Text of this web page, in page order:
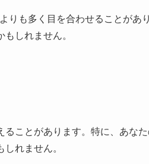
りも多く目を合わせることがあ
しれません。
ことがあります。特に、あな
れません。